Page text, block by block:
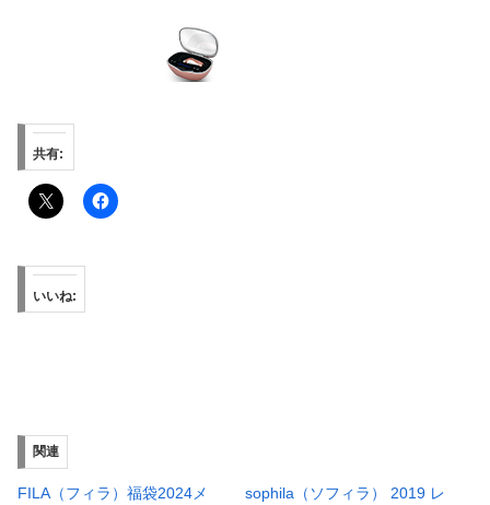
共有:
いいね:
関連
FILA（フィラ）福袋2024メ
sophila（ソフィラ） 2019 レ